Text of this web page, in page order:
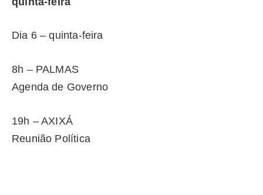
Dia 6 – quinta-feira
8h – PALMAS
Agenda de Governo
19h – AXIXÁ
Reunião Política